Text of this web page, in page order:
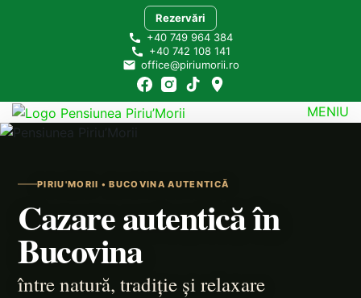
Rezervări
+40 749 964 384
+40 742 108 141
office@piriumorii.ro
Pensiunea Piriu’Morii Bucovina
Ascultă încet liniștea!
MENIU
PIRIU'MORII • BUCOVINA AUTENTICĂ
Cazare autentică în
Bucovina
între natură, tradiție și relaxare